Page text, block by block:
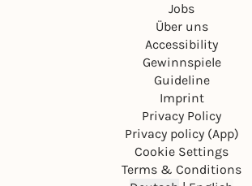
Jobs
Über uns
Accessibility
Gewinnspiele
Guideline
Imprint
Privacy Policy
Privacy policy (App)
Cookie Settings
Terms & Conditions